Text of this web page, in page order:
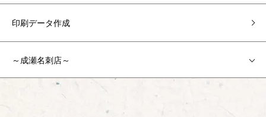
印刷データ作成
～成瀬名刺店～